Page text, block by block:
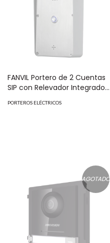
FANVIL Portero de 2 Cuentas
SIP con Relevador Integrado
Llamada. MOD: I21
PORTEROS ELÉCTRICOS
AGOTADO